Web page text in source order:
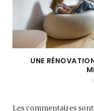
UNE
Les commentaires